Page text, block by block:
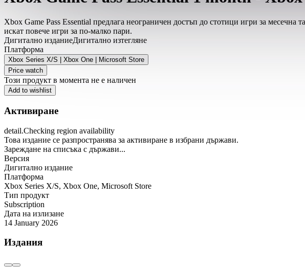
Xbox Game Pass Essential предлага неограничен достъп до стотици игри за
искат повече игри за по-малко пари.
Дигитално изданиеДигитално изтегляне
Платформа
Xbox Series X/S | Xbox One | Microsoft Store
Price watch
Този продукт в момента не е наличен
Add to wishlist
Активиране
detail.Checking region availability
Това издание се разпространява за активиране в избрани държави.
Зареждане на списъка с държави...
Версия
Дигитално издание
Платформа
Xbox Series X/S, Xbox One, Microsoft Store
Тип продукт
Subscription
Дата на излизане
14 January 2026
Издания